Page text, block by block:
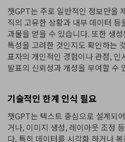
챗GPT는 주로 일반적인 정보만을
직의 고유한 상황과 내부 데이터 등
과물을 얻을 수 있습니다. 또한 생
특성을 고려한 것인지도 확인하는
표자의 개인적인 경험이나 관점, 인
발표의 신뢰성과 개성을 부여할 수
기술적인 한계 인식 필요
챗GPT는 텍스트 중심으로 설계되
거나, 이미지 생성, 레이아웃 조정
다. 특히 데이터를 시각화 하거나